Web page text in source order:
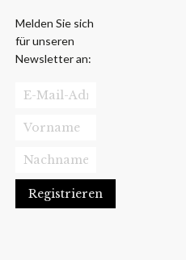
Melden Sie sich
für unseren
Newsletter an: